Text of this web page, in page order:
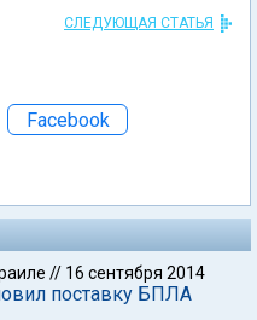
СЛЕДУЮЩАЯ СТАТЬЯ
Facebook
// 16 сентября 2014
поставку БПЛА